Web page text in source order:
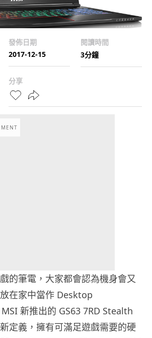
發佈日期
2017-12-15
閱讀時間
3分鐘
分享
的筆電，大家都會認為機身會又
在家中當作 Desktop
新推出的 GS63 7RD Stealth
定義，擁有可滿足遊戲需要的硬